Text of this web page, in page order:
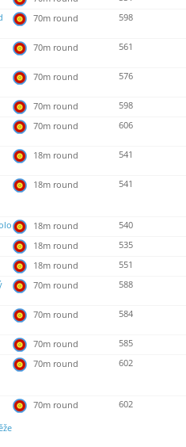
70m round 598
70m round 561
70m round 576
70m round
598
70m round 606
18m round 541
18m round 541
18m round
540
18m round
535
18m round
551
70m round 588
70m round 584
70m round
585
70m round 602
70m round 602